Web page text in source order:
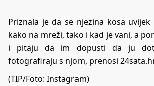
Priznala je da se njezina kosa uvijek
kako na mreži, tako i kad je vani, a
i pitaju da im dopusti da ju
fotografiraju s njom, prenosi
(TIP/Foto: Instagram)